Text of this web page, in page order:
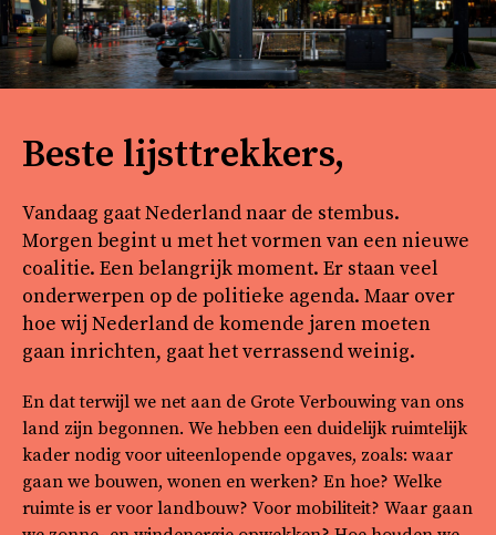
Beste lijsttrekkers,
Vandaag gaat Nederland naar de stembus.
Morgen begint u met het vormen van een nieuwe
coalitie. Een belangrijk moment. Er staan veel
onderwerpen op de politieke agenda. Maar over
hoe wij Nederland de komende jaren moeten
gaan inrichten, gaat het verrassend weinig.
En dat terwijl we net aan de Grote Verbouwing van ons
land zijn begonnen. We hebben een duidelijk ruimtelijk
kader nodig voor uiteenlopende opgaves, zoals: waar
gaan we bouwen, wonen en werken? En hoe? Welke
ruimte is er voor landbouw? Voor mobiliteit? Waar gaan